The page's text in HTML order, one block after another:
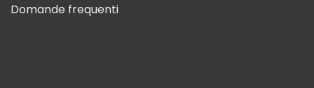
Domande frequenti